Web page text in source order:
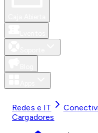
Redes e IT
Cargadores